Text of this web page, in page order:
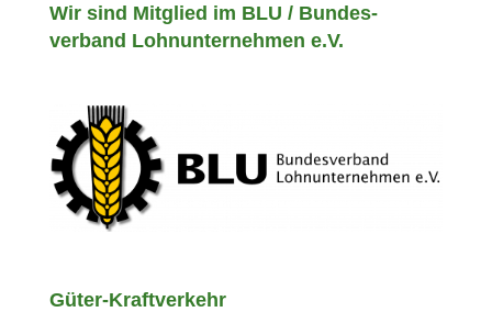
Wir sind Mitglied im BLU / Bundes­
verband Lohn­unter­nehmen e.V.
Güter-Kraft­verkehr